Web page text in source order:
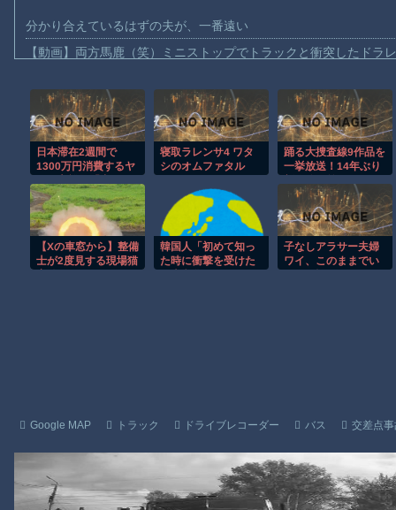
分かり合えているはずの夫が、一番遠い
【動画】両方馬鹿（笑）ミニストップでトラックと衝突したドラ
【動画】野菜売りのおじさんにドローンを特攻させるおそロシア
【動画】首都高で4tトラックが原因の玉突き事故に巻き込まれた
【朗報】大人気漫画「GANTZ」がAmazonでなんと全巻100円ｗ
まだ墓石があるだけマシと見るべきか。今はもう合葬墓ばかり
【動画】新型のさすまた、限界突破ｗｗｗｗｗｗ
【謎】広島県が頑なに「はだしのゲンコラボ喫茶」をやらない理
日本滞在2週間で
1300万円消費するヤ
人民元を稼ぎ、安い
日本で使う。最高」
寝取ラレンサ4 ワタ
シのオムファタル
踊る大捜査線9作品を
一挙放送！14年ぶり
【Xの車窓から】整備
士が2度見する現場猫
韓国人「初めて知っ
た時に衝撃を受けた
子なしアラサー夫婦
ワイ、このままでい
Google MAP トラック ドライブレコーダー バス 交差点